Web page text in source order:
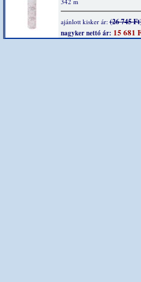
ajánlott kisker ár:(26 745
nagyker nettó ár: 15 681